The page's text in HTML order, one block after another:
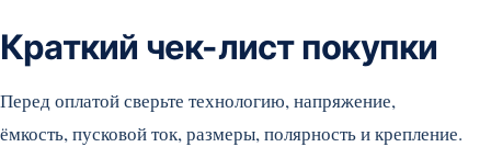
Краткий чек-лист покупки
Перед оплатой сверьте технологию, напряжение,
ёмкость, пусковой ток, размеры, полярность и крепление.